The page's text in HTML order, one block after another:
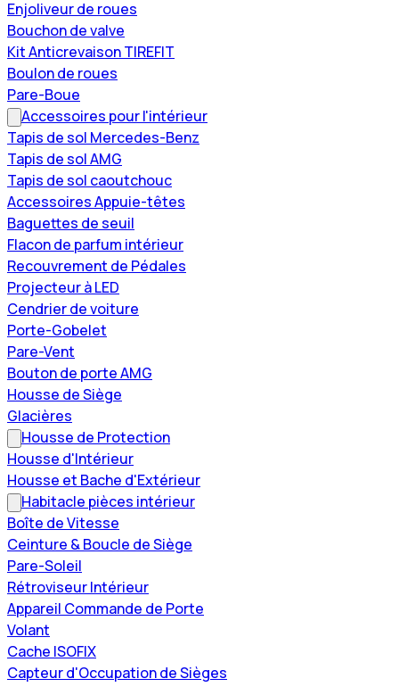
Enjoliveur de roues
Bouchon de valve
Kit Anticrevaison TIREFIT
Boulon de roues
Pare-Boue
Accessoires pour l'intérieur
Tapis de sol Mercedes-Benz
Tapis de sol AMG
Tapis de sol caoutchouc
Accessoires Appuie-têtes
Baguettes de seuil
Flacon de parfum intérieur
Recouvrement de Pédales
Projecteur à LED
Cendrier de voiture
Porte-Gobelet
Pare-Vent
Bouton de porte AMG
Housse de Siège
Glacières
Housse de Protection
Housse d'Intérieur
Housse et Bache d'Extérieur
Habitacle pièces intérieur
Boîte de Vitesse
Ceinture & Boucle de Siège
Pare-Soleil
Rétroviseur Intérieur
Appareil Commande de Porte
Volant
Cache ISOFIX
Capteur d'Occupation de Sièges